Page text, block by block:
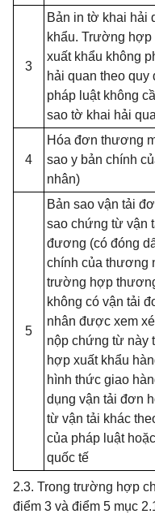
3
Bản in tờ khai hải
khẩu. Trường hợp
xuất khẩu không
hải quan theo quy
pháp luật không
sao tờ khai hải
4
Hóa đơn thương
sao y bản chính
nhân)
5
Bản sao vận tải
sao chứng từ vận
đương (có đóng
chính của thương
trường hợp
không có vận tải
nhân được xem
nộp chứng từ này
hợp xuất khẩu
hình thức giao
dụng vận tải đơn
từ vận tải khác
của pháp luật
quốc tế
2.3. Trong trường hợp
điểm 3 và điểm 5 mục